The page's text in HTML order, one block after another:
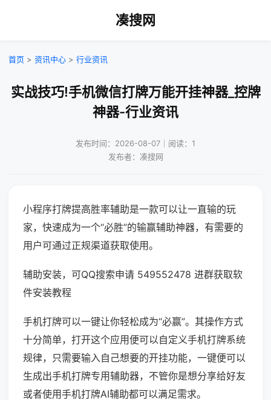
凑搜网
首页 > 资讯中心 > 行业资讯
实战技巧!手机微信打牌万能开挂神器_控牌
神器-行业资讯
发布时间：2026-08-07｜阅读：1
发布者：凑搜网
小程序打牌提高胜率辅助是一款可以让一直输的玩
家，快速成为一个“必胜”的输赢辅助神器，有需要的
用户可通过正规渠道获取使用。
辅助安装，可QQ搜索申请 549552478 进群获取软
件安装教程
手机打牌可以一键让你轻松成为“必赢”。其操作方式
十分简单，打开这个应用便可以自定义手机打牌系统
规律，只需要输入自己想要的开挂功能，一键便可以
生成出手机打牌专用辅助器，不管你是想分享给好友
或者使用手机打牌AI辅助都可以满足需求。